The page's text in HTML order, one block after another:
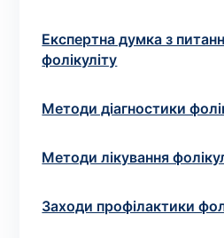
Експертна думка з
фолікуліту
Методи діагностики
Методи лікування
Заходи профілактики